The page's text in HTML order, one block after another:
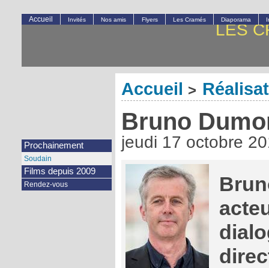
LES
Accueil >
Bruno
jeudi 17 octobre
Accueil Invités Nos amis Flyers Les Cramés Diaporama
Prochainement
Soudain
Films depuis 2009
Rendez-vous